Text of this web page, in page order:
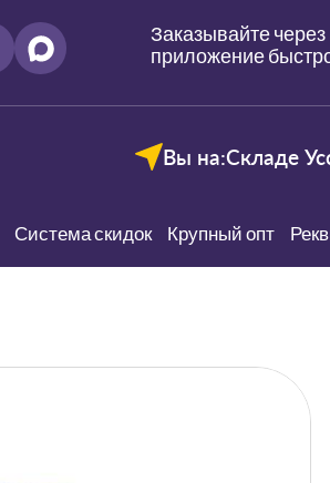
Заказывайте через
приложение
Вы на:Складе
Система скидок Крупный опт